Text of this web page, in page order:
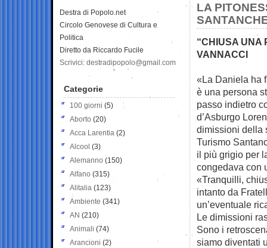
LA
“CHIUSA UNA
VANNACCI
«La Daniela ha
è una persona
passo indietro
d’Asburgo
dimissioni della
Turismo
il più grigio per
congedava con
«Tranquilli,
intanto da
un’eventuale
Le dimissioni
Sono i
siamo diventati
Destra di Popolo.net
Circolo Genovese di Cultura e
Politica
Diretto da Riccardo Fucile
Scrivici: destradipopolo@gmail.com
Categorie
100 giorni (5)
Aborto (20)
Acca Larentia (2)
Alcool (3)
Alemanno (150)
Alfano (315)
Alitalia (123)
Ambiente (341)
AN (210)
Animali (74)
Arancioni (2)